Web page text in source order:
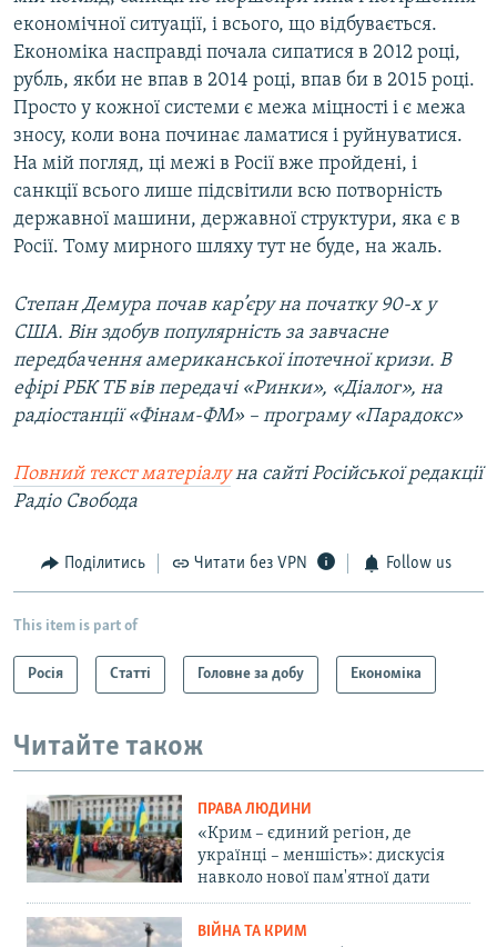
економічної ситуації, і всього, що відбувається.
Економіка насправді почала сипатися в 2012 році,
рубль, якби не впав в 2014 році, впав би в 2015 році.
Просто у кожної системи є межа міцності і є межа
зносу, коли вона починає ламатися і руйнуватися.
На мій погляд, ці межі в Росії вже пройдені, і
санкції всього лише підсвітили всю потворність
державної машини, державної структури, яка є в
Росії. Тому мирного шляху тут не буде, на жаль.
Степан Демура почав кар’єру на початку 90-х у
США. Він здобув популярність за завчасне
передбачення американської іпотечної кризи. В
ефірі РБК ТБ вів передачі «Ринки», «Діалог», на
радіостанції «Фінам-ФМ» – програму «Парадокс»
Повний текст матеріалу на сайті Російської редакції
Радіо Свобода
Поділитись Читати без VPN Follow us
This item is part of
Росія Статті Головне за добу Економіка
Читайте також
ПРАВА ЛЮДИНИ
«Крим – єдиний регіон, де
українці – меншість»: дискусія
навколо нової пам'ятної дати
ВІЙНА ТА КРИМ